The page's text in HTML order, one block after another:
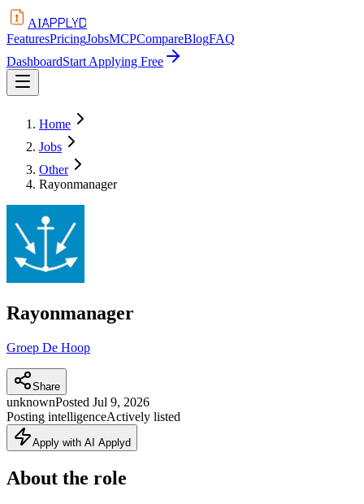
AIAPPLYD
FeaturesPricingJobsMCPCompareBlogFAQ
DashboardStart Applying Free
Home
Jobs
Other
Rayonmanager
Rayonmanager
Groep De Hoop
Share
unknownPosted Jul 9, 2026
Posting intelligenceActively listed
Apply with AI Applyd
About the role